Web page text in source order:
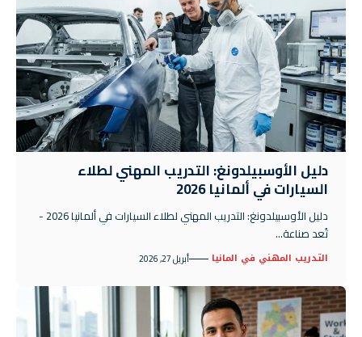
دليل الأوسبيلدونغ: التدريب المهني لطلاء
السيارات في ألمانيا 2026
دليل الأوسبيلدونغ: التدريب المهني لطلاء السيارات في ألمانيا 2026 -
تُعد صناعة…
التدريب المهني في المانيا أبريل 27, 2026